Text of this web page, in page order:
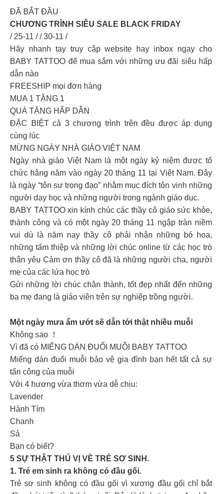
ĐÃ BẮT ĐẦU
CHƯƠNG TRÌNH SIÊU SALE BLACK FRIDAY
/ 25-11 / / 30-11 /
Hãy nhanh tay truy cập website hay inbox ngay cho
BABY TATTOO để mua sắm với những ưu đãi siêu hấp
dẫn nào
FREESHIP mọi đơn hàng
MUA 1 TẶNG 1
QUÀ TẶNG HẤP DẪN
ĐẶC BIỆT cả 3 chương trình trên đều được áp dụng
cùng lúc
MỪNG NGÀY NHÀ GIÁO VIỆT NAM
Ngày nhà giáo Việt Nam là một ngày kỷ niệm được tổ
chức hằng năm vào ngày 20 tháng 11 tại Việt Nam. Đây
là ngày “tôn sư trọng đạo” nhằm mục đích tôn vinh những
người dạy học và những người trong ngành giáo dục.
BABY TATTOO xin kính chúc các thầy cô giáo sức khỏe,
thành công và có một ngày 20 tháng 11 ngập tràn niềm
vui dù là năm nay thầy cô phải nhận những bó hoa,
những tấm thiệp và những lời chúc online từ các học trò
thân yêu Cảm ơn thầy cô đã là những người cha, người
mẹ của các lứa học trò
Gửi những lời chúc chân thành, tốt đẹp nhất đến những
ba mẹ đang là giáo viên trên sự nghiệp trồng người.
Một ngày mưa ẩm ướt sẽ dẫn tới thật nhiều muỗi
Không sao ！
Vì đã có MIẾNG DÁN ĐUỔI MUỖI BABY TATTOO
Miếng dán đuổi muỗi bảo vệ gia đình bạn hết tất cả sự
tấn công của muỗi
Với 4 hương vừa thơm vừa dễ chịu:
Lavender
Hành Tím
Chanh
Sả
Bạn có biết?
5 SỰ THẬT THÚ VỊ VỀ TRẺ SƠ SINH.
1. Trẻ em sinh ra không có đầu gối.
Trẻ sơ sinh không có đầu gối vì xương đầu gối chỉ bắt